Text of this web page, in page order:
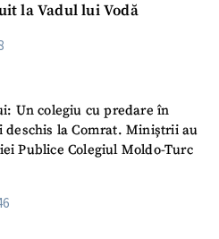
la Vadul lui Vodă
Un colegiu cu predare în
la Comrat. Miniștrii au
Publice Colegiul Moldo-Turc